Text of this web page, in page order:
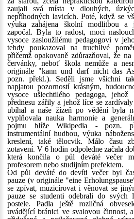
zaujali svá místa v dlouhých,
nepříhodných lavicích. Poté, když se
výuka zahájena školní modlitbou a
započal. Byla to radost, moci
vysoce zasloužilému pedagogovi v
tehdy poukazoval na truchlivé
přičemž opakovaně zdůrazňoval, že
červánky, neboť škola nemůže a
originále "kann und darf nicht das
pozn. překl.). Seděli jsme všichni
napjatou pozorností krásným,
vysoce ušlechtilého pedagoga,
přednesu zářily a jehož líce se
ubíhal a naše žízeň po vědění byla
vyplňovala nauka harmonie a
pojmu blíže Wikipedia - pozn.
instrumentální hudbou, výuka
kreslení, také tělocvik. Málo času
zotavení. V 6 hodin odpoledne začala
která končila o půl deváté večer
profesorem nebo studijním prefektem.
Od půl deváté do devíti večer byl
pauze (v originále "eine
se zpívat, muzicírovat i věnovat se
pauze se studenti odebrali do svých
postele. Padla ještě rozličná
uvádějící bránici ve svalovou činnost,